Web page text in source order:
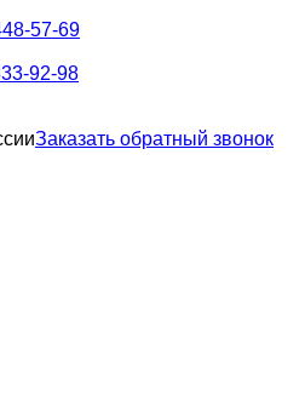
57-69
92-98
Заказать обратный звонок